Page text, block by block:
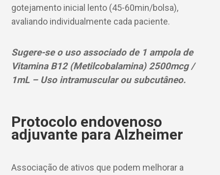
gotejamento inicial lento (45-60min/bolsa),
avaliando individualmente cada paciente.
Sugere-se o uso associado de 1 ampola de
Vitamina B12 (Metilcobalamina) 2500mcg /
1mL – Uso intramuscular ou subcutâneo.
Protocolo endovenoso
adjuvante para Alzheimer
Associação de ativos que podem melhorar a